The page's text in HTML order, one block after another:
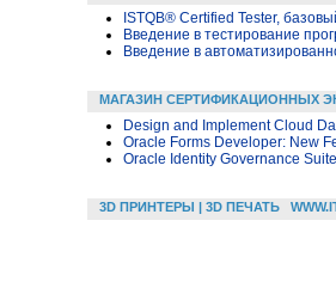
ISTQB® Certified Tester,
Введение в тестирование
Введение в
МАГАЗИН СЕРТИФИКАЦИОННЫХ
Design and Implement Cloud
Oracle Forms Developer: New
Oracle Identity Governance
3D ПРИНТЕРЫ | 3D ПЕЧАТЬ